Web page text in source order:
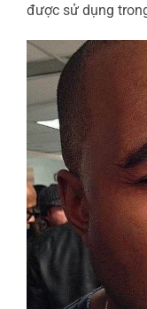
được sử dụng